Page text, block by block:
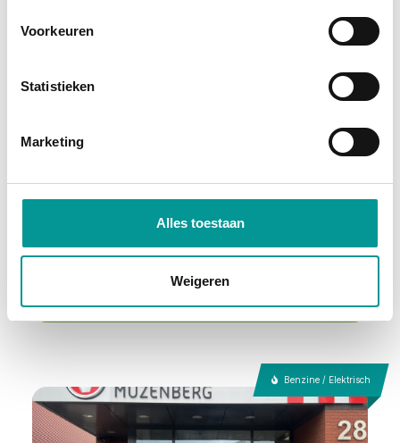
Voorkeuren
Statistieken
Marketing
Alles toestaan
Weigeren
Škoda Superb Combi 1.4 TSI iV Sportline 218PK
Automaat - 105450km - 2022
72 maanden
Deze auto bekijken
Benzine / Elektrisch